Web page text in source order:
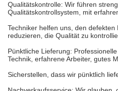
Qualitätskontrolle: Wir führen
Qualitätskontrollsystem, mit
Techniker helfen uns, den defekten
reduzieren, die Qualität zu
Pünktliche Lieferung:
Technik, erfahrene Arbeiter, gutes
Sicherstellen, dass wir pünktlich